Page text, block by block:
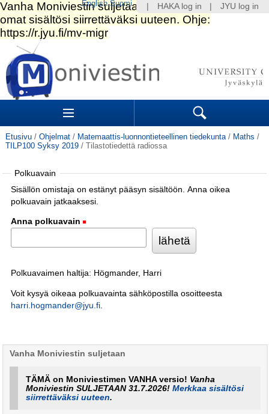
Siirry
sisältöön.
|
Siirry
navigointiin
Sections Search
Etusivu / Ohjelmat / Matemaattis-luonnontieteellinen tiedekunta / Maths /
TILP100 Syksy 2019 / Tilastotiedettä radiossa
Polkuavain
Sisällön omistaja on estänyt pääsyn sisältöön. Anna oikea
polkuavain jatkaaksesi.
Anna polkuavain
Polkuavaimen haltija: Högmander, Harri
Voit kysyä oikeaa polkuavainta sähköpostilla osoitteesta
harri.hogmander@jyu.fi.
Vanha Moniviestin suljetaan
TÄMÄ on Moniviestimen VANHA versio! Vanha
Moniviestin SULJETAAN 31.7.2026!Merkkaa sisältösi
siirrettäväksi uuteen.
HAKA log in JYU log in
English Suomi